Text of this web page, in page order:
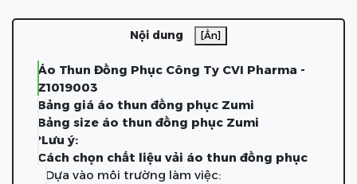
Nội dung [Ẩn]
Áo Thun Đồng Phục Công Ty CVI Pharma -
Z1019003
Bảng giá áo thun đồng phục Zumi
Bảng size áo thun đồng phục Zumi
*Lưu ý:
Cách chọn chất liệu vải áo thun đồng phục
Dựa vào môi trường làm việc: